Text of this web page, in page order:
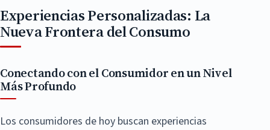
Experiencias Personalizadas: La
Nueva Frontera del Consumo
Conectando con el Consumidor en un Nivel
Más Profundo
Los consumidores de hoy buscan experiencias